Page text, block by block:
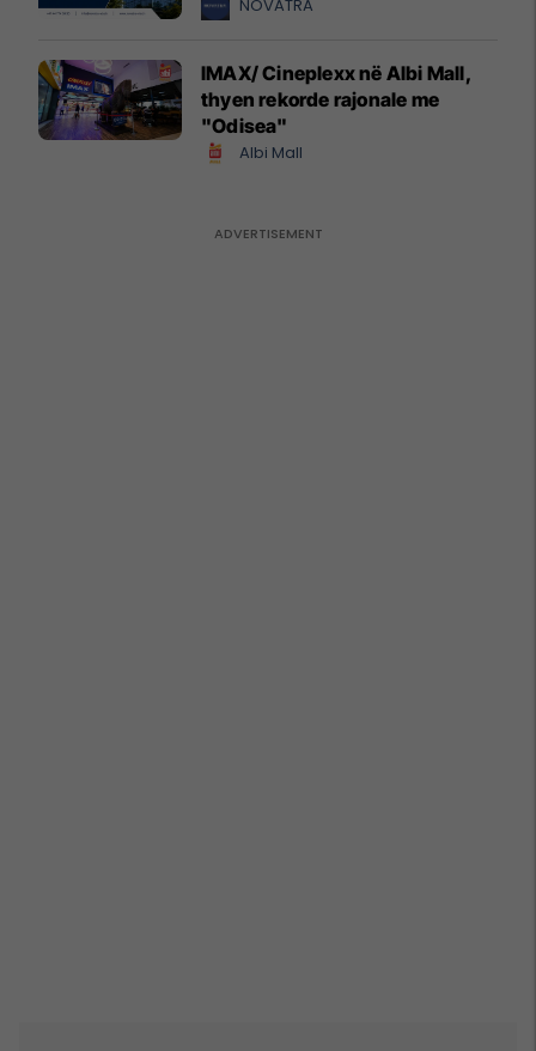
NOVATRA
IMAX/ Cineplexx në Albi Mall,
thyen rekorde rajonale me
"Odisea"
Albi Mall